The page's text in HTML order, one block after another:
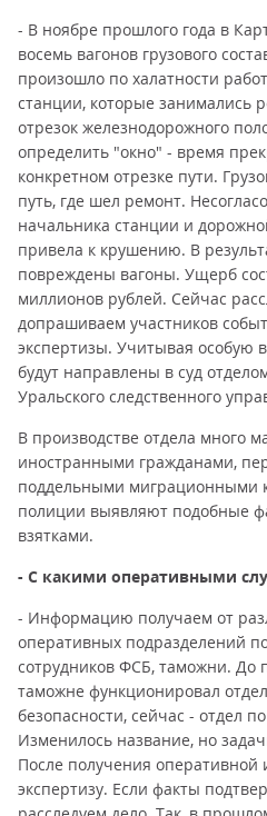
- В ноябре прошлого года в
восемь вагонов грузового
произошло по халатности
станции, которые занимались
отрезок железнодорожного
определить "окно" - время
конкретном отрезке пути.
путь, где шел ремонт.
начальника станции и
привела к крушению. В
повреждены вагоны. Ущерб
миллионов рублей. Сейчас
допрашиваем участников
экспертизы. Учитывая особую
будут направлены в суд
Уральского следственного
В производстве отдела много
иностранными гражданами,
поддельными миграционными
полиции выявляют подобные
взятками.
- С какими оперативными
- Информацию получаем от
оперативных подразделений
сотрудников ФСБ, таможни. До
таможне функционировал
безопасности, сейчас - отдел
Изменилось название, но
После получения
экспертизу. Если факты